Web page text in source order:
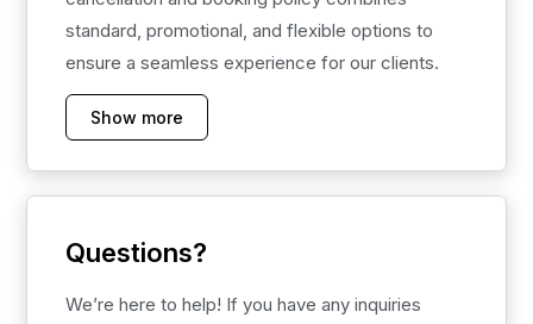
standard, promotional, and flexible options to
ensure a seamless experience for our clients.
Show more
Questions?
We’re here to help! If you have any inquiries